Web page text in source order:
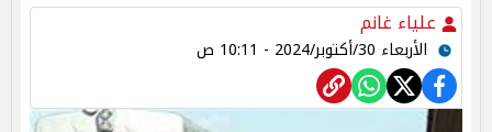
علياء غانم
الأربعاء 30/أكتوبر/2024 - 10:11 ص